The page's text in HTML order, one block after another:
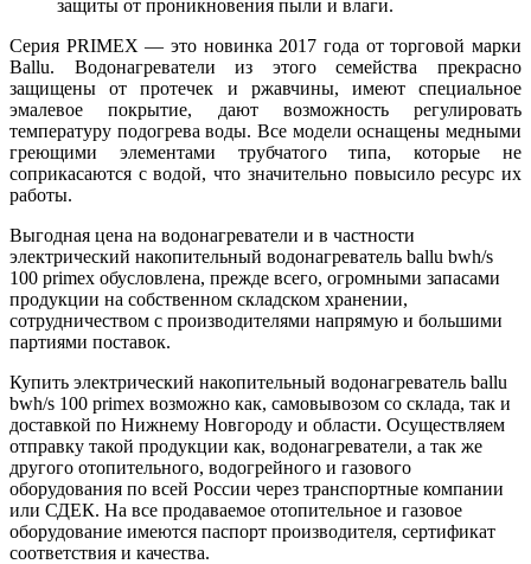
защиты от проникновения пыли и влаги.
Серия PRIMEX — это новинка 2017 года от торговой марки
Ballu. Водонагреватели из этого семейства прекрасно
защищены от протечек и ржавчины, имеют специальное
эмалевое покрытие, дают возможность регулировать
температуру подогрева воды. Все модели оснащены медными
греющими элементами трубчатого типа, которые не
соприкасаются с водой, что значительно повысило ресурс их
работы.
Выгодная цена на водонагреватели и в частности
электрический накопительный водонагреватель ballu bwh/s
100 primex обусловлена, прежде всего, огромными запасами
продукции на собственном складском хранении,
сотрудничеством с производителями напрямую и большими
партиями поставок.
Купить электрический накопительный водонагреватель ballu
bwh/s 100 primex возможно как, самовывозом со склада, так и
доставкой по Нижнему Новгороду и области. Осуществляем
отправку такой продукции как, водонагреватели, а так же
другого отопительного, водогрейного и газового
оборудования по всей России через транспортные компании
или СДЕК. На все продаваемое отопительное и газовое
оборудование имеются паспорт производителя, сертификат
соответствия и качества.